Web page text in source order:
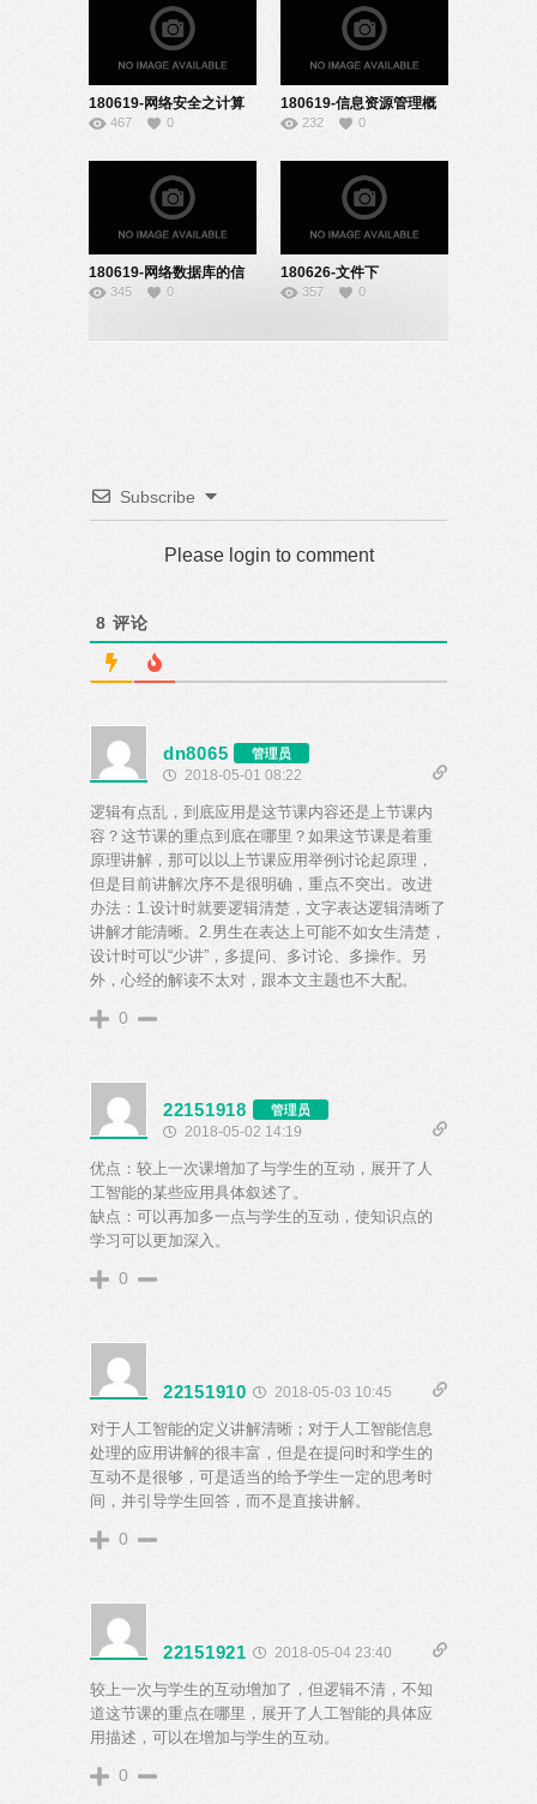
180619-网络安全之计算
机病毒-22151923
467 0
180619-信息资源管理概
述-22151925
232 0
180619-网络数据库的信
息检索-22151912
345 0
180626-文件下
载-22151919
357 0
Subscribe
Please login to comment
8 评论
dn8065 管理员
2018-05-01 08:22
逻辑有点乱，到底应用是这节课内容还是上节课内
容？这节课的重点到底在哪里？如果这节课是着重
原理讲解，那可以以上节课应用举例讨论起原理，
但是目前讲解次序不是很明确，重点不突出。改进
办法：1.设计时就要逻辑清楚，文字表达逻辑清晰了
讲解才能清晰。2.男生在表达上可能不如女生清楚，
设计时可以“少讲”，多提问、多讨论、多操作。另
外，心经的解读不太对，跟本文主题也不大配。
0
22151918 管理员
2018-05-02 14:19
优点：较上一次课增加了与学生的互动，展开了人
工智能的某些应用具体叙述了。
缺点：可以再加多一点与学生的互动，使知识点的
学习可以更加深入。
0
22151910 2018-05-03 10:45
对于人工智能的定义讲解清晰；对于人工智能信息
处理的应用讲解的很丰富，但是在提问时和学生的
互动不是很够，可是适当的给予学生一定的思考时
间，并引导学生回答，而不是直接讲解。
0
22151921 2018-05-04 23:40
较上一次与学生的互动增加了，但逻辑不清，不知
道这节课的重点在哪里，展开了人工智能的具体应
用描述，可以在增加与学生的互动。
0